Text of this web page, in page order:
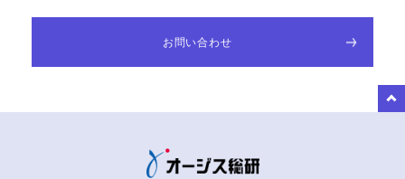
お問い合わせ